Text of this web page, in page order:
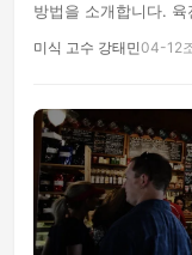
방법을 소개합니다.
미식 고수 강태민04-12